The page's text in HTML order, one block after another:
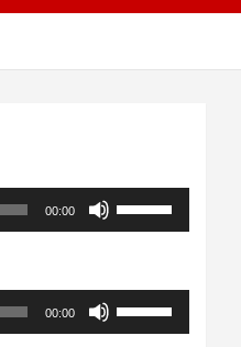
00:00
pour
augmenter
ou
00:00